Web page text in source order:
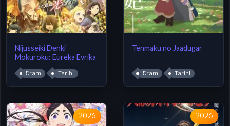
Nijusseiki Denki
Mokuroku: Eureka Evrika
Dram Tarihi
Tenmaku no Jaadugar
Dram Tarihi
2026 2026